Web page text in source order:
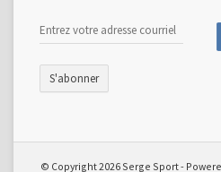
S'abonner
© Copyright 2026 Serge Sport -